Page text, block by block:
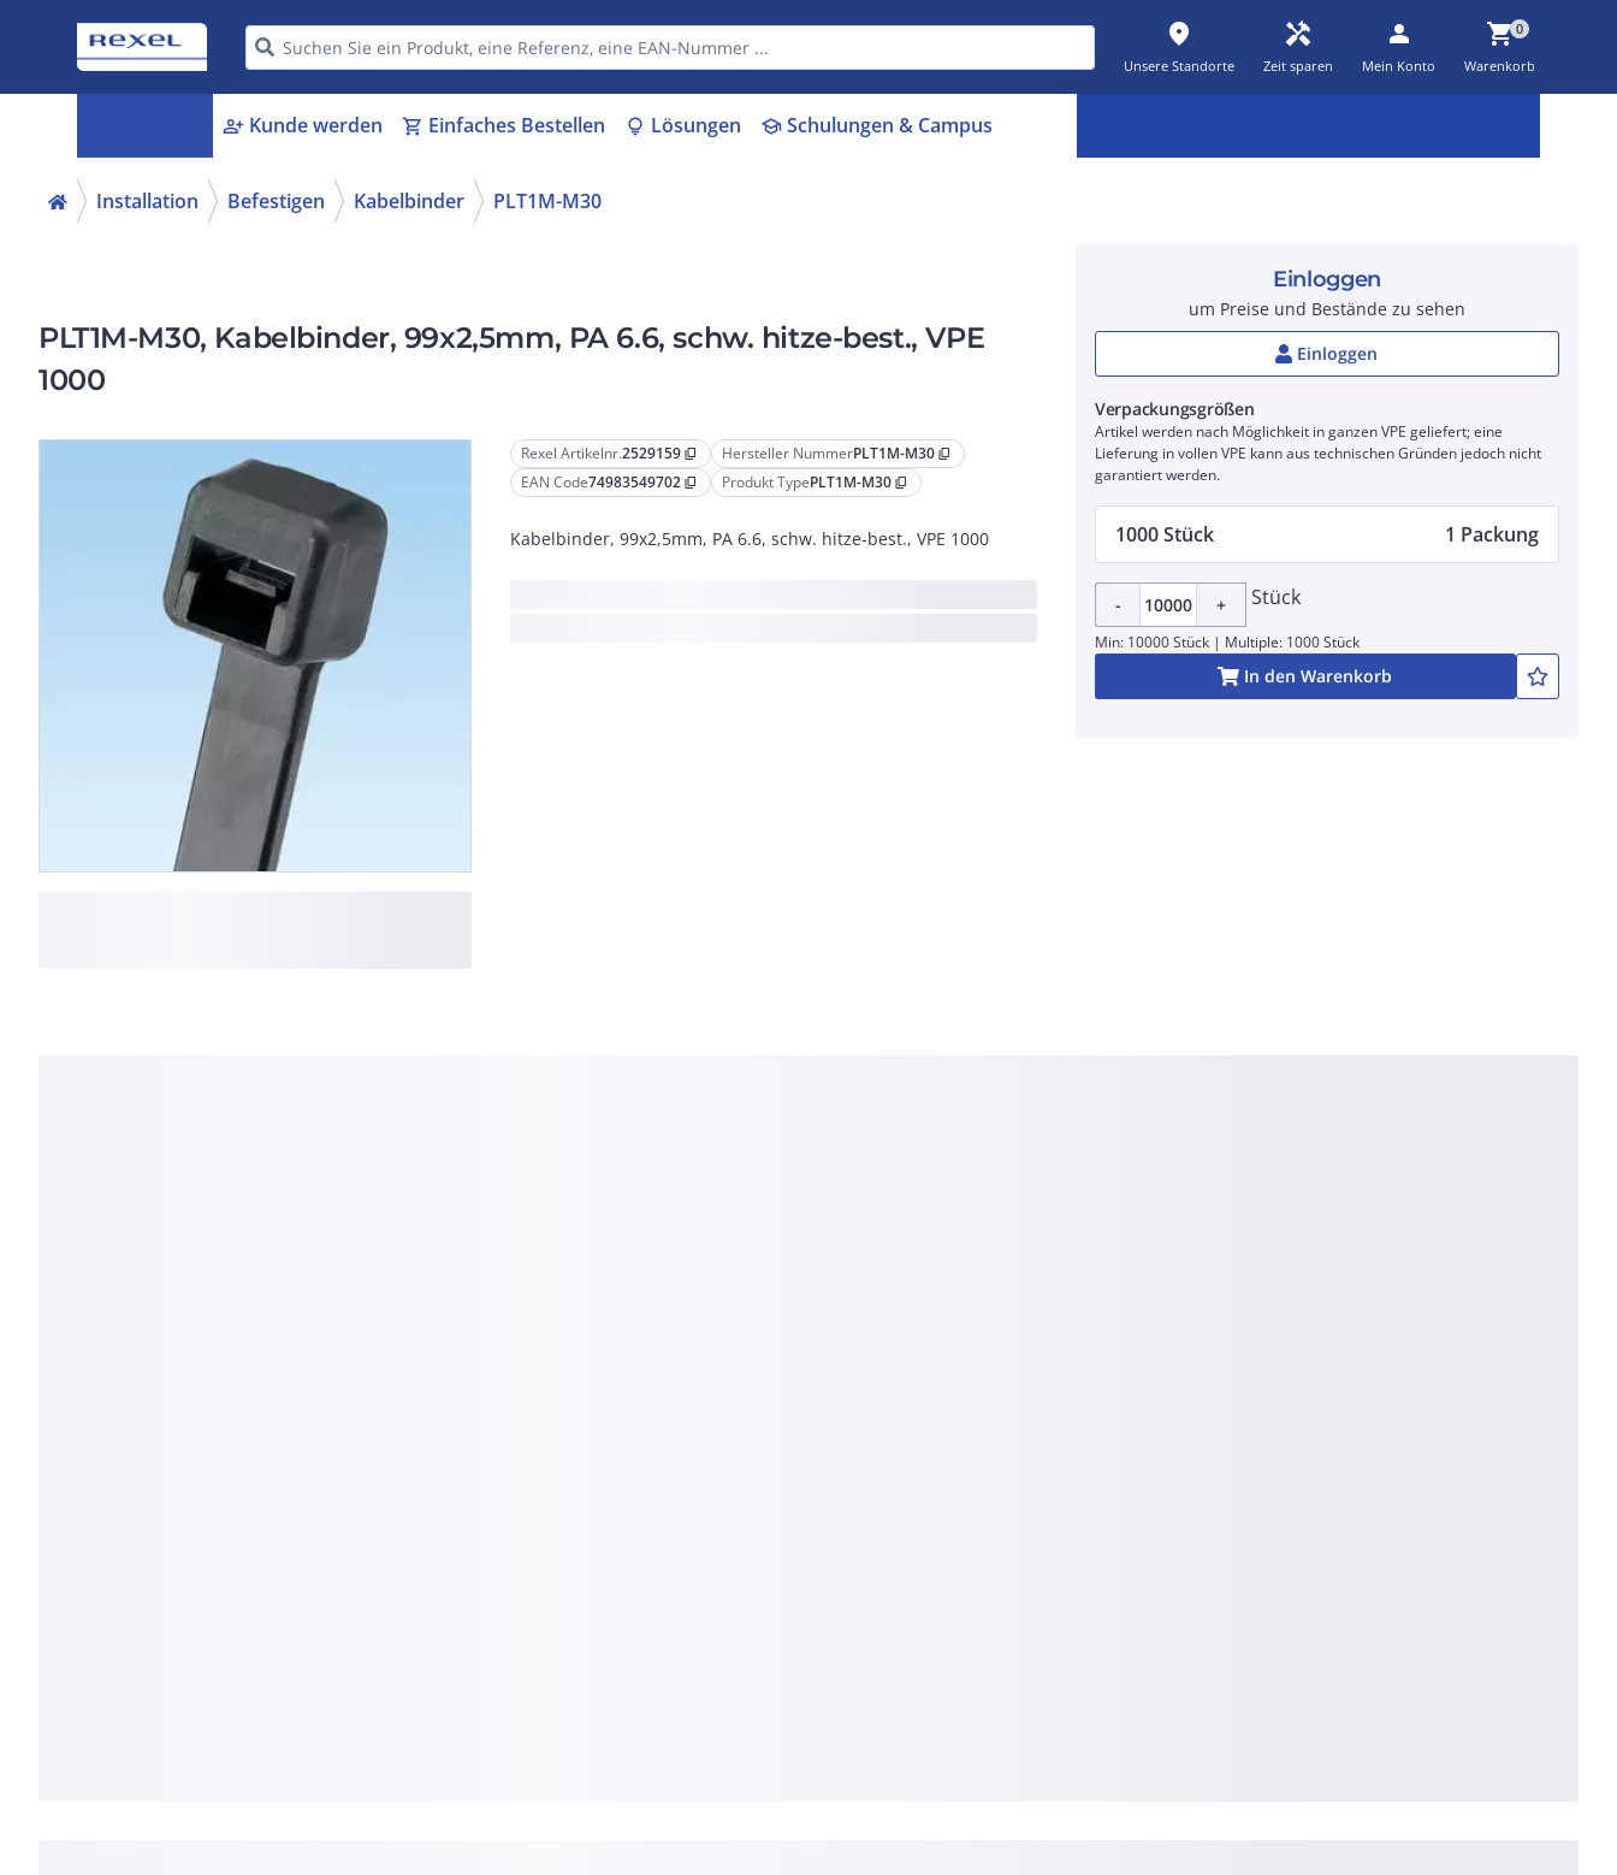
place
Unsere Standorte
handyman
Zeit sparen
person
Mein Konto
shopping_cart0
Warenkorb
person_add Kunde werden shopping_cart Einfaches Bestellen lightbulb Lösungen schoolSchulungen & Campus
Installation Befestigen Kabelbinder PLT1M-M30
PLT1M-M30, Kabelbinder, 99x2,5mm, PA 6.6, schw. hitze-best., VPE
1000
Rexel Artikelnr.2529159 content_copy Hersteller NummerPLT1M-M30 content_copy
EAN Code74983549702 content_copy Produkt TypePLT1M-M30 content_copy
Kabelbinder, 99x2,5mm, PA 6.6, schw. hitze-best., VPE 1000
Einloggen
um Preise und Bestände zu sehen
Einloggen
Verpackungsgrößen
Artikel werden nach Möglichkeit in ganzen VPE geliefert; eine
Lieferung in vollen VPE kann aus technischen Gründen jedoch nicht
garantiert werden.
1000 Stück 1 Packung
- + Stück
Min: 10000 Stück | Multiple: 1000 Stück
In den Warenkorb